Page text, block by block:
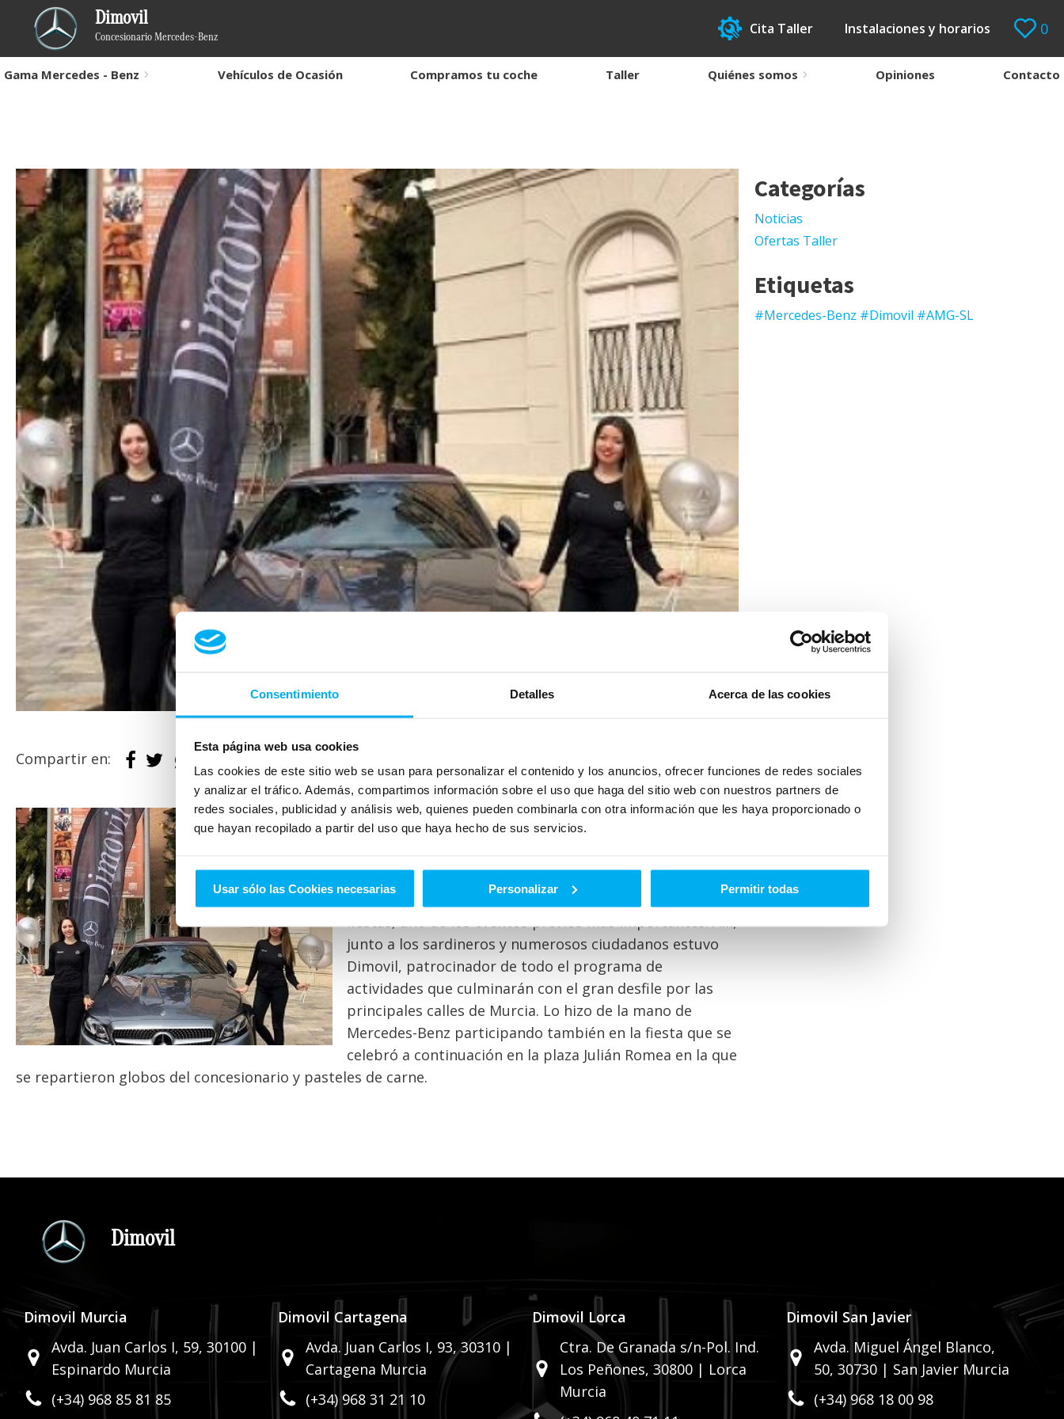
Consentimiento Detalles Acerca de las cookies
Esta página web usa cookies
Las cookies de este sitio web se usan para personalizar el contenido y los anuncios, ofrecer funciones de redes sociales
y analizar el tráfico. Además, compartimos información sobre el uso que haga del sitio web con nuestros partners de
redes sociales, publicidad y análisis web, quienes pueden combinarla con otra información que les haya proporcionado o
que hayan recopilado a partir del uso que haya hecho de sus servicios.
Usar sólo las Cookies necesarias Personalizar Permitir todas
Dimovil
Concesionario Mercedes-Benz Cita Taller Instalaciones y horarios 0
Gama Mercedes - Benz Vehículos de Ocasión Compramos tu coche Taller Quiénes somos Opiniones Contacto
Compartir en:
Dimovil, concesionario oficial de la marca alemana, es
patrocinador de todo el programa festivo
El Entierro de la Sardina sigue cumpliendo etapas. La
última ha sido la presentación del cartel oficial de las
junto a los sardineros y numerosos ciudadanos estuvo
Dimovil, patrocinador de todo el programa de
actividades que culminarán con el gran desfile por las
principales calles de Murcia. Lo hizo de la mano de
Mercedes-Benz participando también en la fiesta que se
celebró a continuación en la plaza Julián Romea en la que
se repartieron globos del concesionario y pasteles de carne.
Categorías
Noticias
Ofertas Taller
Etiquetas
#Mercedes-Benz #Dimovil #AMG-SL
Dimovil
Dimovil Murcia
Avda. Juan Carlos I, 59, 30100 |
Espinardo Murcia
(+34) 968 85 81 85
Dimovil Cartagena
Avda. Juan Carlos I, 93,30310 |
Cartagena Murcia
(+34) 968 31 21 10
Dimovil Lorca
Ctra. De Granada s/n-Pol. Ind.
Los Peñones, 30800 | Lorca
Murcia
Dimovil San Javier
Avda. Miguel Ángel Blanco,
50, 30730 | San Javier Murcia
(+34) 968 18 00 98